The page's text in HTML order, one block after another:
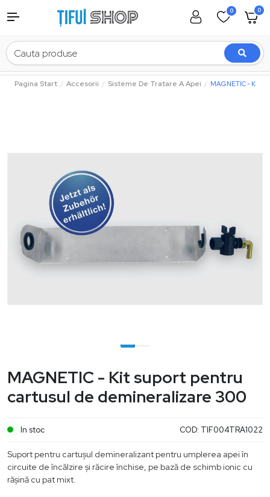
0 0
Pagina Start Accesorii Sisteme De Tratare A Apei MAGNETIC - Kit
MAGNETIC - Kit suport pentru
cartusul de demineralizare 300
In stoc COD: TIF004TRA1022
Suport pentru cartușul demineralizant pentru umplerea apei în
circuite de încălzire și răcire închise, pe bază de schimb ionic cu
rășină cu pat mixt.